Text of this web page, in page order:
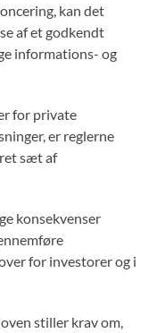
kan det
af et godkendt
informations- og
for private
er reglerne
sæt af
konsekvenser
for investorer og i
stiller krav om,